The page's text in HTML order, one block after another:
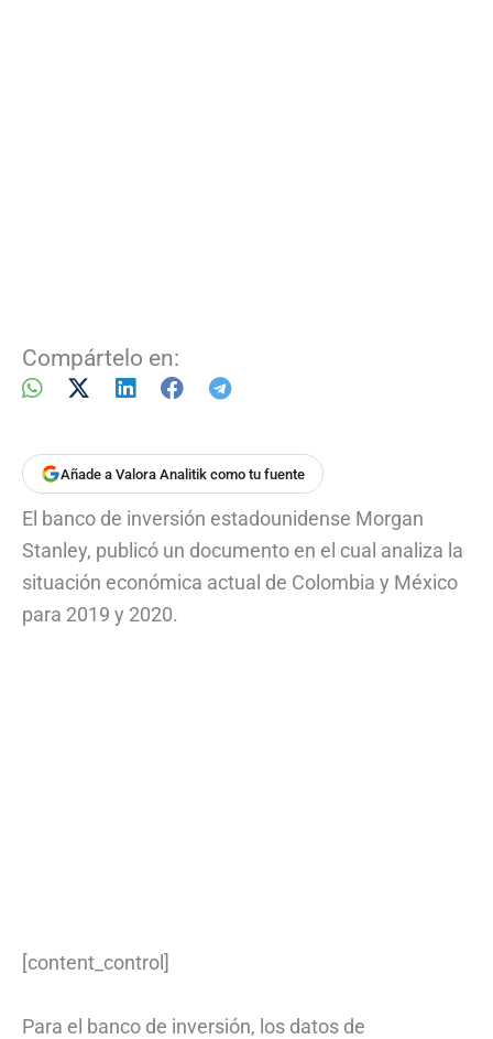
Compártelo en:
Añade a Valora Analitik como tu fuente
El banco de inversión estadounidense Morgan
Stanley, publicó un documento en el cual analiza la
situación económica actual de Colombia y México
para 2019 y 2020.
[content_control]
Para el banco de inversión, los datos de